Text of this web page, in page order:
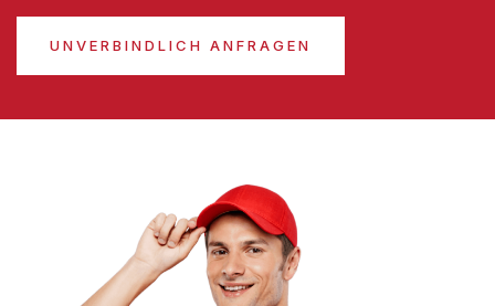
UNVERBINDLICH ANFRAGEN